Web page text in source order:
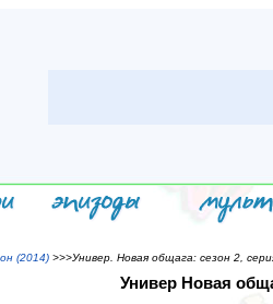
(2014)>>>Универ. Новая общага: сезон 2,
Универ Новая